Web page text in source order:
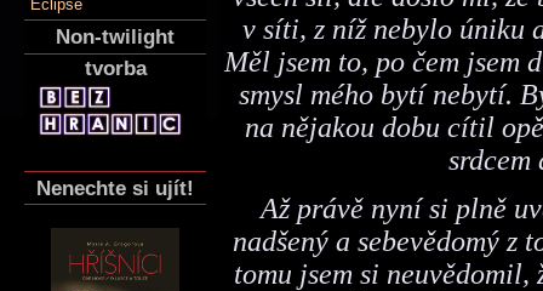
Eclipse
Non-twilight
tvorba
Nenechte si ujít!
v síti, z níž nebylo úniku
Měl jsem to, po čem jsem
smysl mého bytí nebytí.
na nějakou dobu cítil
srdcem
Až právě nyní si plně
nadšený a sebevědomý z
tomu jsem si neuvědomil,